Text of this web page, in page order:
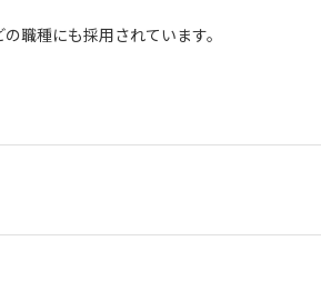
職種にも採用されています。